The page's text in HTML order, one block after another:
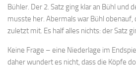
Bühler. Der 2. Satz ging klar an Bühl und
musste her. Abermals war Bühl obenauf,
zuletzt mit. Es half alles nichts: der Satz
Keine Frage – eine Niederlage im
daher wundert es nicht, dass die Köpfe